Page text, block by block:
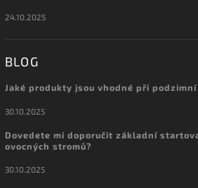
24.10.2025
BLOG
Jaké produkty jsou vhodné při podzimní
30.10.2025
Dovedete mi doporučit základní
ovocných stromů?
30.10.2025